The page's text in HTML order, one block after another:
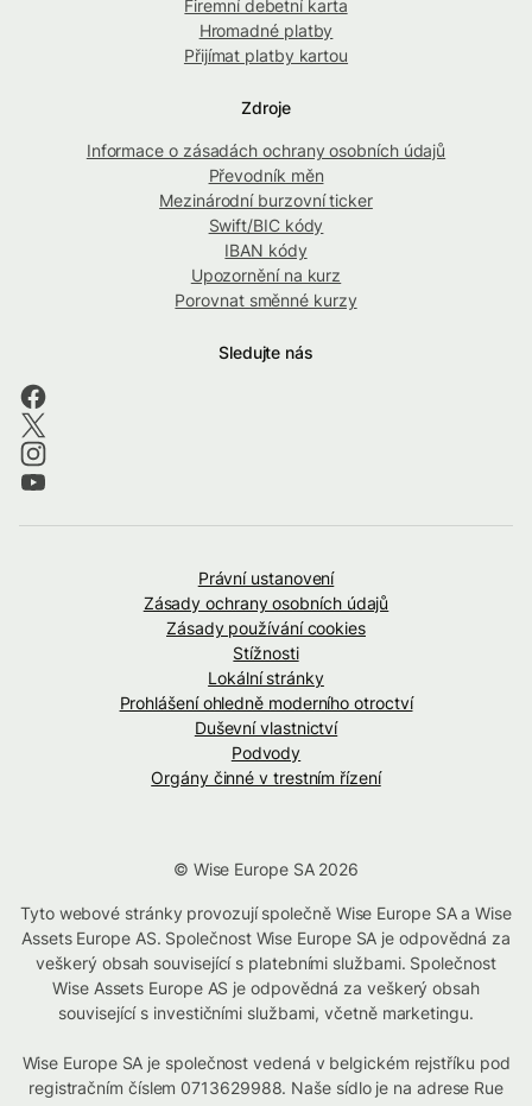
Firemní debetní karta
Hromadné platby
Přijímat platby kartou
Zdroje
Informace o zásadách ochrany osobních údajů
Převodník měn
Mezinárodní burzovní ticker
Swift/BIC kódy
IBAN kódy
Upozornění na kurz
Porovnat směnné kurzy
Sledujte nás
Právní ustanovení
Zásady ochrany osobních údajů
Zásady používání cookies
Stížnosti
Lokální stránky
Prohlášení ohledně moderního otroctví
Duševní vlastnictví
Podvody
Orgány činné v trestním řízení
© Wise Europe SA 2026
Tyto webové stránky provozují společně Wise Europe SA a Wise
Assets Europe AS. Společnost Wise Europe SA je odpovědná za
veškerý obsah související s platebními službami. Společnost
Wise Assets Europe AS je odpovědná za veškerý obsah
související s investičními službami, včetně marketingu.
Wise Europe SA je společnost vedená v belgickém rejstříku pod
registračním číslem 0713629988. Naše sídlo je na adrese Rue